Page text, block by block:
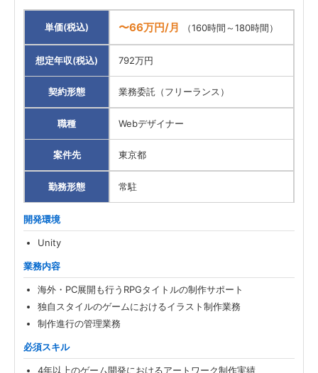
単価(税込) 〜66万円/月 （160時間～180時間）
想定年収(税込) 792万円
契約形態 業務委託（フリーランス）
職種 Webデザイナー
案件先 東京都
勤務形態 常駐
開発環境
Unity
業務内容
海外・PC展開も行うRPGタイトルの制作サポート
独自スタイルのゲームにおけるイラスト制作業務
制作進行の管理業務
必須スキル
4年以上のゲーム開発におけるアートワーク制作実績